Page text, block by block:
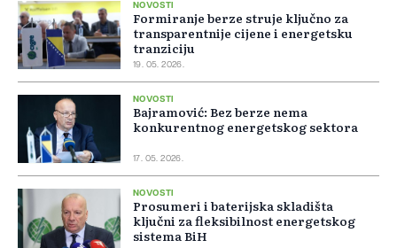
NOVOSTI
Formiranje berze struje ključno za
transparentnije cijene i energetsku
tranziciju
19. 05. 2026.
NOVOSTI
Bajramović: Bez berze nema
konkurentnog energetskog sektora
17. 05. 2026.
NOVOSTI
Prosumeri i baterijska skladišta
ključni za fleksibilnost energetskog
sistema BiH